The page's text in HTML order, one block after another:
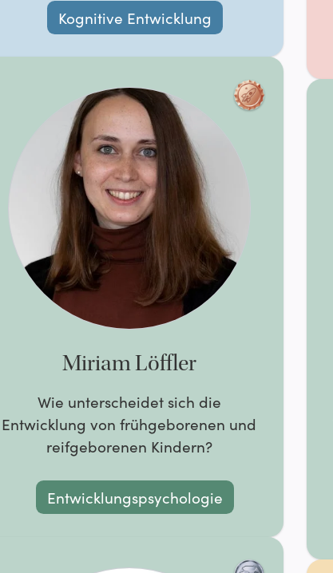
Kognitive Entwicklung
Miriam Löffler
Wie unterscheidet sich die
Entwicklung von frühgeborenen und
reifgeborenen Kindern?
Entwicklungspsychologie